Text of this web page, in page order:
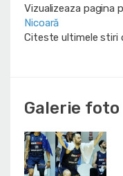
Vizualizeaza pagina
Nicoară
Citeste ultimele stiri
Galerie foto